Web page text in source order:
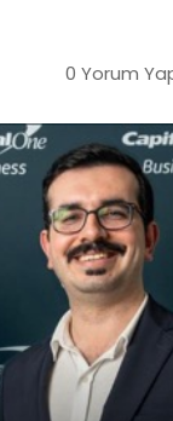
0 Yorum